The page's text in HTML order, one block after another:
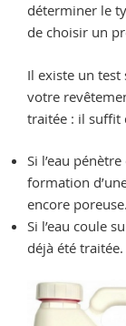
déterminer le
de choisir un
Il existe un
votre
traitée : il suffit
Si l’eau
formation
encore poreuse.
Si l’eau coule
déjà été traitée.